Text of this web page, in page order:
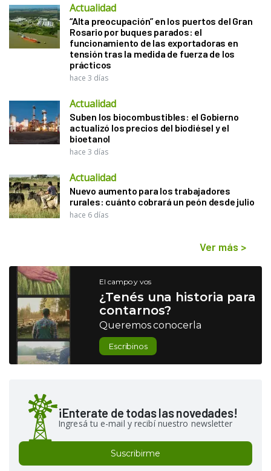
Actualidad
“Alta preocupación” en los puertos del Gran
Rosario por buques parados: el
funcionamiento de las exportadoras en
tensión tras la medida de fuerza de los
prácticos
hace 3 días
Actualidad
Suben los biocombustibles: el Gobierno
actualizó los precios del biodiésel y el
bioetanol
hace 3 días
Actualidad
Nuevo aumento para los trabajadores
rurales: cuánto cobrará un peón desde julio
hace 6 días
Ver más >
El campo y vos
¿Tenés una historia para
contarnos?
Queremos conocerla
Escribinos
¡Enterate de todas las novedades!
Ingresá tu e-mail y recibí nuestro newsletter
Suscribirme